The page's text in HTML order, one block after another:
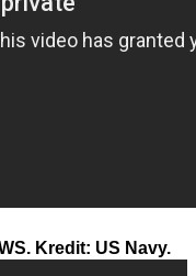
Kredit: US Navy.